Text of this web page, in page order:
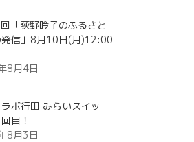
「荻野吟子のふるさと
発信」8月10日(月)12:00
8月4日
ラボ行田 みらいスイッ
目！
8月3日